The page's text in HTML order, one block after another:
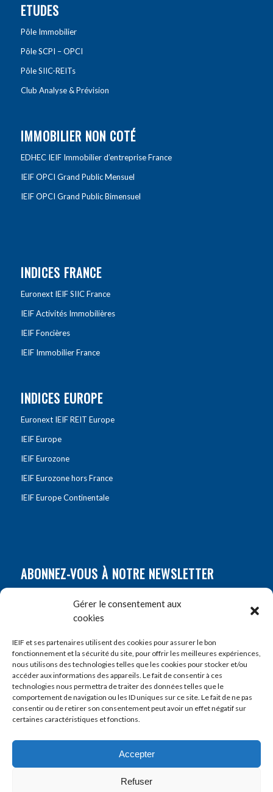
Gérer le consentement aux
cookies
IEIF et ses partenaires utilisent des cookies pour assurer le bon
fonctionnement et la sécurité du site, pour offrir les meilleures expériences,
nous utilisons des technologies telles que les cookies pour stocker et/ou
accéder aux informations des appareils. Le fait de consentir à ces
technologies nous permettra de traiter des données telles que le
comportement de navigation ou les ID uniques sur ce site. Le fait de ne pas
consentir ou de retirer son consentement peut avoir un effet négatif sur
certaines caractéristiques et fonctions.
Accepter
Refuser
ETUDES
Pôle Immobilier
Pôle SCPI – OPCI
Pôle SIIC-REITs
Club Analyse & Prévision
IMMOBILIER NON COTÉ
EDHEC IEIF Immobilier d’entreprise France
IEIF OPCI Grand Public Mensuel
IEIF OPCI Grand Public Bimensuel
INDICES FRANCE
Euronext IEIF SIIC France
IEIF Activités Immobilières
IEIF Foncières
IEIF Immobilier France
INDICES EUROPE
Euronext IEIF REIT Europe
IEIF Europe
IEIF Eurozone
IEIF Eurozone hors France
IEIF Europe Continentale
ABONNEZ-VOUS À NOTRE NEWSLETTER
Prénom*
E-mail*